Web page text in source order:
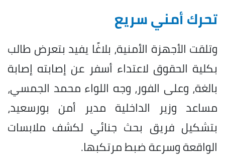
تحرك أمني سريع
وتلقت الأجهزة الأمنية، بلاغًا يفيد بتعرض طالب
بكلية الحقوق لاعتداء أسفر عن إصابته إصابة
بالغة، وعلى الفور، وجه اللواء محمد الجمسي،
مساعد وزير الداخلية مدير أمن بورسعيد،
بتشكيل فريق بحث جنائي لكشف ملابسات
الواقعة وسرعة ضبط مرتكبها.